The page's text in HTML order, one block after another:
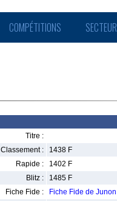
COMPÉTITIONS
Titre :
Classement :
1438 F
Rapide :
1402 F
Blitz :
1485 F
Fiche Fide :
Fiche Fide de